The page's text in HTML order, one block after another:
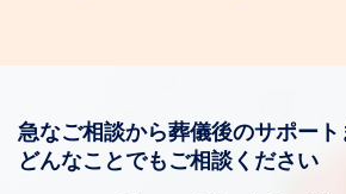
急なご相談から葬儀後のサポート
どんなことでもご相談ください